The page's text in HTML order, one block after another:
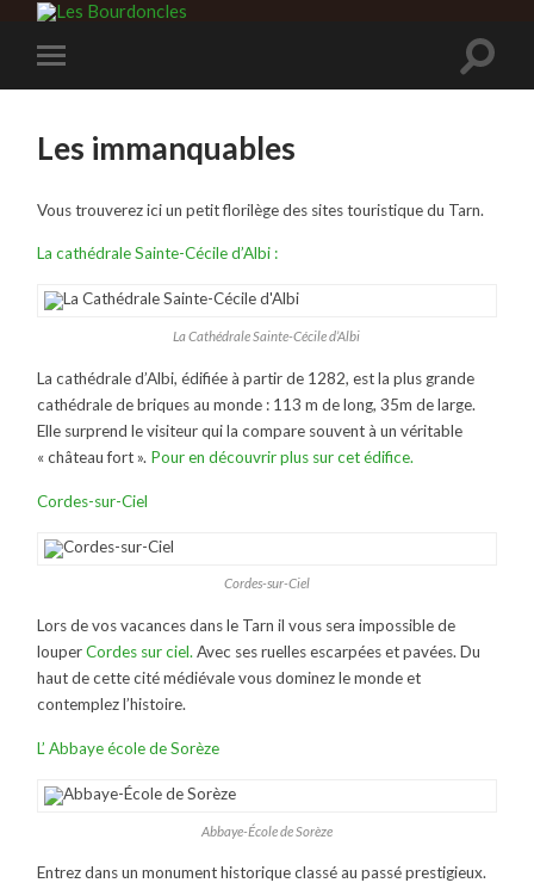
Les immanquables
Vous trouverez ici un petit florilège des sites touristique du Tarn.
La cathédrale Sainte-Cécile d’Albi :
La Cathédrale Sainte-Cécile d’Albi
La cathédrale d’Albi, édifiée à partir de 1282, est la plus grande
cathédrale de briques au monde : 113 m de long, 35m de large.
Elle surprend le visiteur qui la compare souvent à un véritable
« château fort ». Pour en découvrir plus sur cet édifice.
Cordes-sur-Ciel
Cordes-sur-Ciel
Lors de vos vacances dans le Tarn il vous sera impossible de
louperCordes sur ciel. Avec ses ruelles escarpées et pavées. Du
haut de cette cité médiévale vous dominez le monde et
contemplez l’histoire.
L’ Abbaye école de Sorèze
Abbaye-École de Sorèze
Entrez dans un monument historique classé au passé prestigieux.